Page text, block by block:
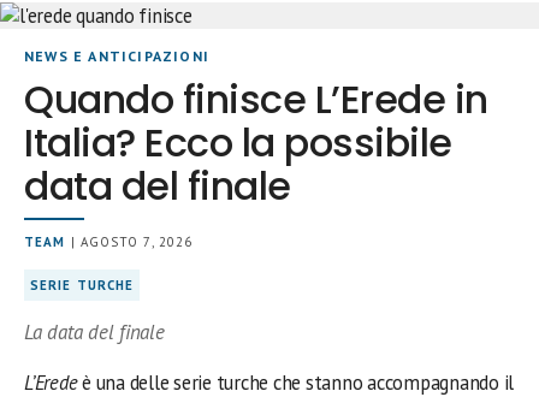
NEWS E ANTICIPAZIONI
Quando finisce L’Erede in
Italia? Ecco la possibile
data del finale
TEAM | AGOSTO 7, 2026
SERIE TURCHE
La data del finale
L’Eredeè una delle serie turche che stanno accompagnando il